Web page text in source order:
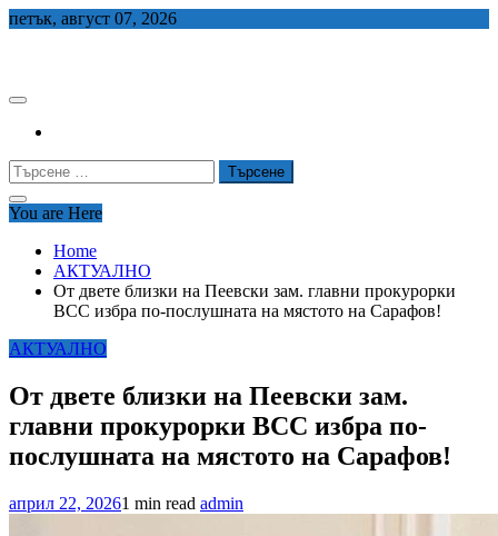
Skip
петък, август 07, 2026
Търсене
за:
You are Here
Home
АКТУАЛНО
От двете близки на Пеевски зам. главни прокурорки
ВСС избра по-послушната на мястото на Сарафов!
АКТУАЛНО
От двете близки на Пеевски зам.
главни прокурорки ВСС избра по-
послушната на мястото на Сарафов!
април 22, 20261 min read admin